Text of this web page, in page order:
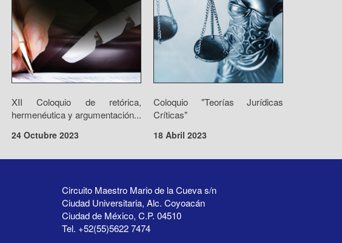
XII Coloquio de retórica,
hermenéutica y argumentación...
24 Octubre 2023
Coloquio "Teorías Jurídicas
Críticas"
18 Abril 2023
Circuito Maestro Mario de la Cueva s/n
Ciudad Universitaria, Alc. Coyoacán
Ciudad de México, C.P. 04510
Tel. +52(55)5622 7474